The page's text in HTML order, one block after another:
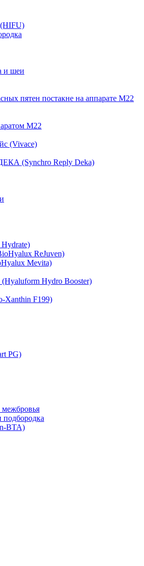
и шеи
пятен постакне на аппарате М22
М22
(Vivace)
(Synchro Reply Deka)
ReJuven)
Mevita)
(Hyaluform Hydro Booster)
Xanthin F199)
PG)
межбровья
BTA)